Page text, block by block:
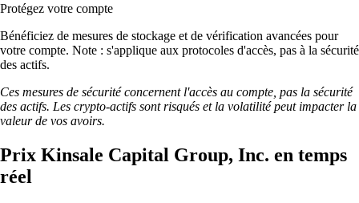
Protégez votre compte
Bénéficiez de mesures de stockage et de vérification avancées pour
votre compte. Note : s'applique aux protocoles d'accès, pas à la sécurité
des actifs.
Ces mesures de sécurité concernent l'accès au compte, pas la sécurité
des actifs. Les crypto-actifs sont risqués et la volatilité peut impacter la
valeur de vos avoirs.
Prix Kinsale Capital Group, Inc. en temps
réel